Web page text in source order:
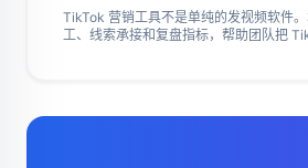
TikTok 营销工具不是单纯的发视频软件
工、线索承接和复盘指标，帮助团队把